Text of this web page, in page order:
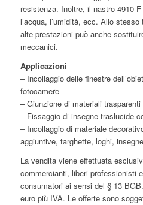
resistenza. Inoltre, il nastro 4910
l’acqua, l’umidità, ecc. Allo
alte prestazioni può anche
meccanici.
Applicazioni
– Incollaggio delle finestre
fotocamere
– Giunzione di materiali trasparenti
– Fissaggio di insegne traslucide
– Incollaggio di materiale
aggiuntive, targhette, loghi,
La vendita viene effettuata
commercianti, liberi professionisti
consumatori ai sensi del § 13
euro più IVA. Le offerte sono